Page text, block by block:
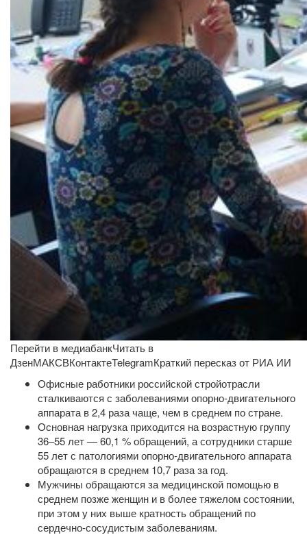
Перейти в медиабанкЧитать в
ДзенМАКСВКонтактеTelegramКраткий пересказ от РИА ИИ
Офисные работники российской стройотрасли
сталкиваются с заболеваниями опорно-двигательного
аппарата в 2,4 раза чаще, чем в среднем по стране.
Основная нагрузка приходится на возрастную группу
36–55 лет — 60,1 % обращений, а сотрудники старше
55 лет с патологиями опорно-двигательного аппарата
обращаются в среднем 10,7 раза за год.
Мужчины обращаются за медицинской помощью в
среднем позже женщин и в более тяжелом состоянии,
при этом у них выше кратность обращений по
сердечно-сосудистым заболеваниям.